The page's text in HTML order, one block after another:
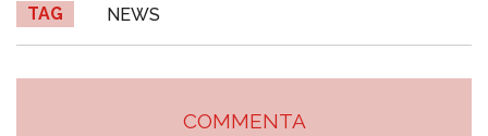
TAG NEWS
COMMENTA